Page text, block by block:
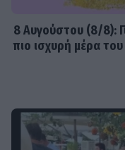
8 Aυγούστου (8/8):
πιο ισχυρή μέρα